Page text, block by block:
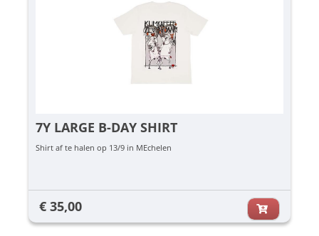
7Y LARGE B-DAY SHIRT
Shirt af te halen op 13/9 in MEchelen
€ 35,00